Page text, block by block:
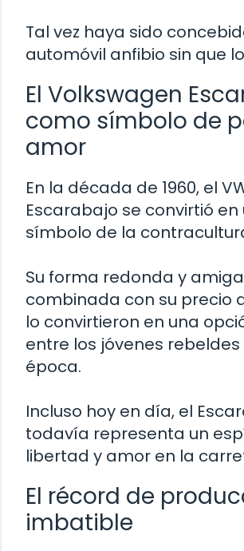
Tal vez haya sido
automóvil anfibio sin que
El Volkswagen
como símbolo de
amor
En la década de 1960, el
Escarabajo se convirtió en
símbolo de la
Su forma redonda y
combinada con su precio
lo convirtieron en una
entre los jóvenes rebeldes
época.
Incluso hoy en día, el
todavía representa un
libertad y amor en la
El récord de
imbatible